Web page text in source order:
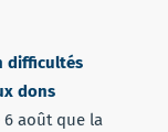
difficultés
dons
6 août que la